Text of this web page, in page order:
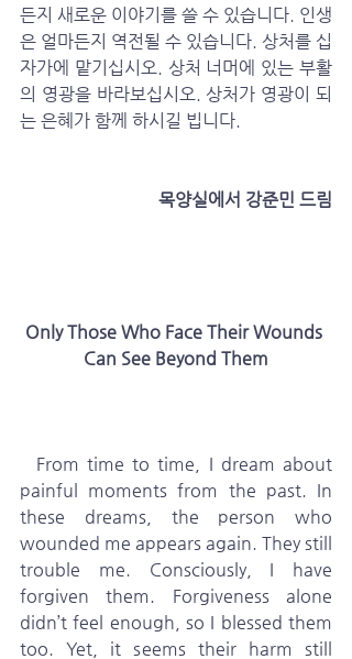
든지 새로운 이야기를 쓸 수 있습니다. 인생
은 얼마든지 역전될 수 있습니다. 상처를 십
자가에 맡기십시오. 상처 너머에 있는 부활
의 영광을 바라보십시오. 상처가 영광이 되
는 은혜가 함께 하시길 빕니다.
목양실에서 강준민 드림
Only Those Who Face Their Wounds
Can See Beyond Them
From time to time, I dream about
painful moments from the past. In
these dreams, the person who
wounded me appears again. They still
trouble me. Consciously, I have
forgiven them. Forgiveness alone
didn’t feel enough, so I blessed them
too. Yet, it seems their harm still